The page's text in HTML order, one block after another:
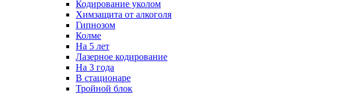
Кодирование уколом
Химзащита от алкоголя
Гипнозом
Колме
На 5 лет
Лазерное кодирование
На 3 года
В стационаре
Тройной блок